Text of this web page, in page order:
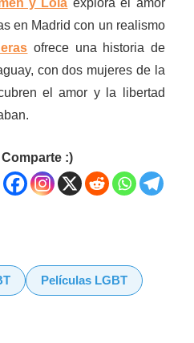
y Lola explora el amor
en Madrid con un realismo
ofrece una historia de
con dos mujeres de la
el amor y la libertad
Comparte :)
Películas LGBT